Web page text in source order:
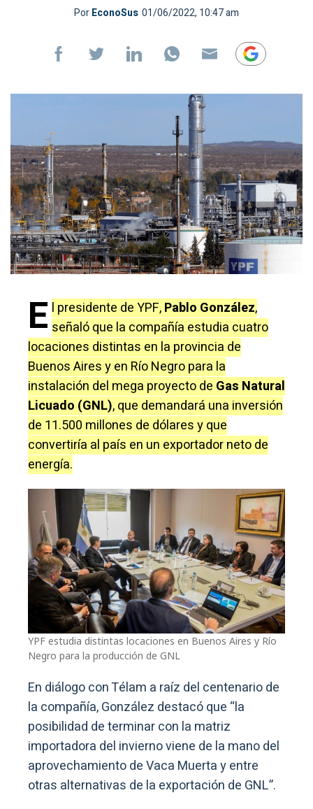
PorEconoSus 01/06/2022, 10:47 am
E l presidente de YPF,Pablo González,
señaló que la compañía estudia cuatro
locaciones distintas en la provincia de
Buenos Aires y en Río Negro para la
instalación del mega proyecto de Gas Natural
Licuado (GNL), que demandará una inversión
de 11.500 millones de dólares y que
convertiría al país en un exportador neto de
energía.
YPF estudia distintas locaciones en Buenos Aires y Río
Negro para la producción de GNL
En diálogo con Télam a raíz del centenario de
la compañía, González destacó que “la
posibilidad de terminar con la matriz
importadora del invierno viene de la mano del
aprovechamiento de Vaca Muerta y entre
otras alternativas de la exportación de GNL”.